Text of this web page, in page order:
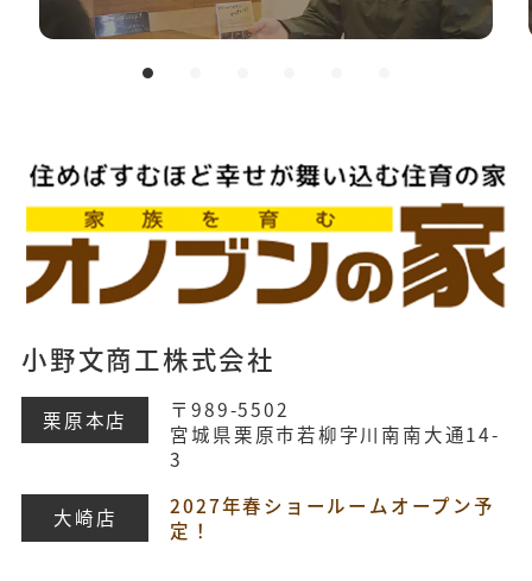
小野文商工株式会社
栗原本店
〒989-5502
宮城県栗原市若柳字川南南大通14-
3
大崎店
2027年春ショールームオープン予
定！